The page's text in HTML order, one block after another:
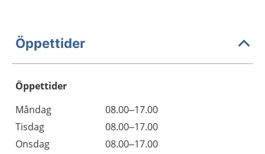
Öppettider
Öppettider
Dag
Öppettider
Kommentarer
Måndag
08.00–17.00
Tisdag
08.00–17.00
Onsdag
08.00–17.00